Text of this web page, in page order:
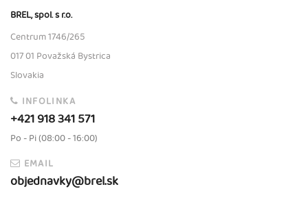
BREL, spol. s r.o.
Centrum 1746/265
017 01 Považská Bystrica
Slovakia
INFOLINKA
+421 918 341 571
Po - Pi (08:00 - 16:00)
EMAIL
objednavky@brel.sk